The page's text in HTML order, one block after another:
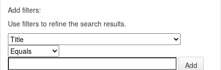
Add filters:
Use filters to refine the search results.